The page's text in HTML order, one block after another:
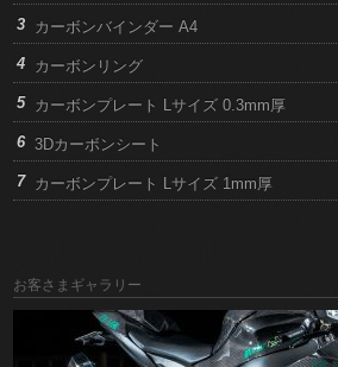
カーボンバインダー A4
カーボンリング
カーボンプレート Lサイズ 0.3mm厚
3Dカーボンシート
カーボンプレート Lサイズ 1mm厚
お客さまギャラリー